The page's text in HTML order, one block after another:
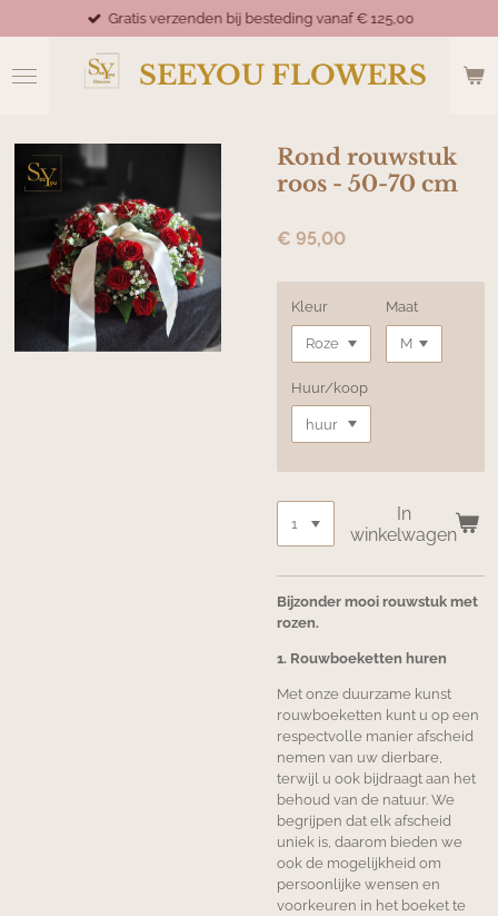
direct
de
SEEYOU FLOWERS
Gratis verzenden bij besteding vanaf € 125,00
Rond rouwstuk
roos - 50-70 cm
€ 95,00
Kleur Maat
Huur/koop
In
winkelwagen
Bijzonder mooi rouwstuk met
rozen.
1. Rouwboeketten huren
Met onze duurzame kunst
rouwboeketten kunt u op een
respectvolle manier afscheid
nemen van uw dierbare,
terwijl u ook bijdraagt aan het
behoud van de natuur. We
begrijpen dat elk afscheid
uniek is, daarom bieden we
ook de mogelijkheid om
persoonlijke wensen en
voorkeuren in het boeket te